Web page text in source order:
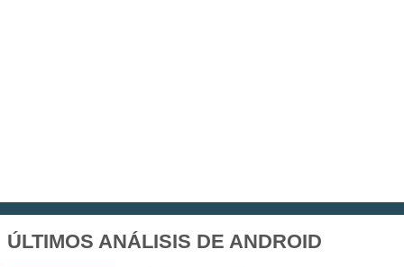
ÚLTIMOS ANÁLISIS DE ANDROID